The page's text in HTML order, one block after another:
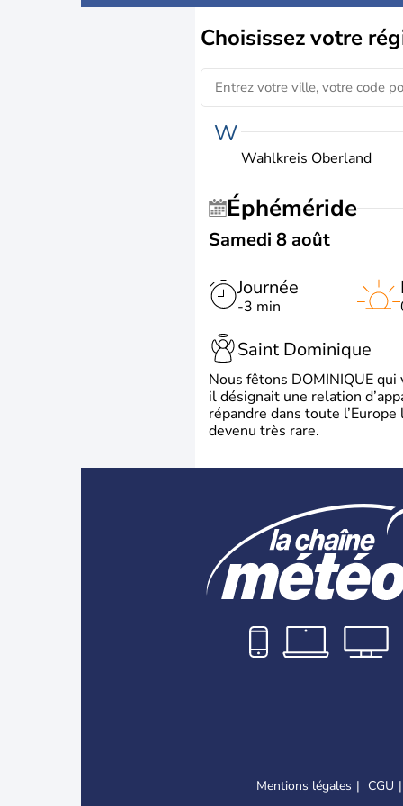
Choisissezvotre
W
Wahlkreis Oberland
Éphéméride
Samedi 8 août
Journée
-3 min
Saint Dominique
Nous fêtons DOMINIQUE
il désignait une relation
répandre dans toute
devenu très rare.
Mentions légales CGU